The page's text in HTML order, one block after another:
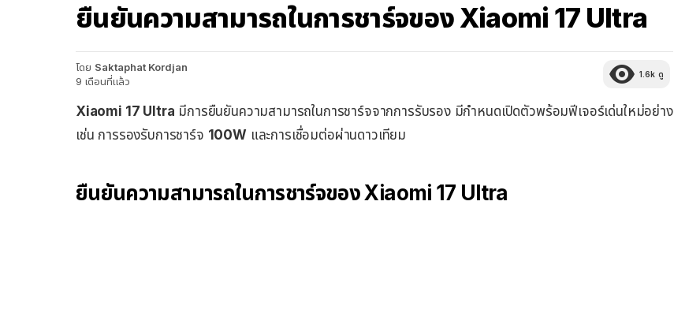
ยืนยันความสามารถในการชาร์จของ Xiaomi 17 Ultra
โดย Saktaphat Kordjan
9 เดือนที่แล้ว
1.6k ดู
Xiaomi 17 Ultra มีการยืนยันความสามารถในการชาร์จจากการรับรอง มีกำหนดเปิดตัวพร้อมฟีเจอร์เด่นใหม่อย่าง
เช่น การรองรับการชาร์จ 100W และการเชื่อมต่อผ่านดาวเทียม
ยืนยันความสามารถในการชาร์จของ Xiaomi 17 Ultra